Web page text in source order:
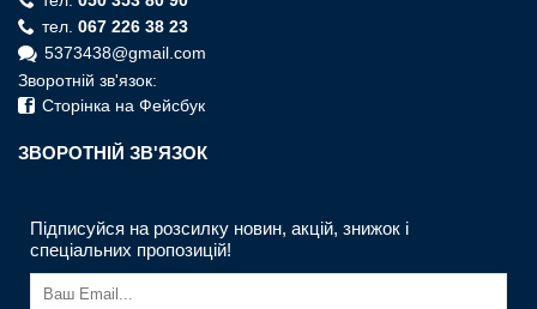
тел. 067 226 38 23
5373438@gmail.com
Зворотній зв'язок:
Сторінка на Фейсбук
ЗВОРОТНIЙ ЗВ'ЯЗОК
Підписуйся на розсилку новин, акцій, знижок і
спеціальних пропозицій!